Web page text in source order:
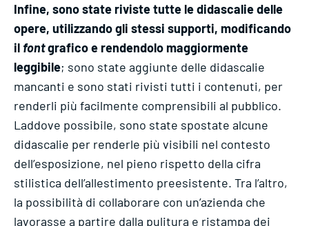
Infine, sono state riviste tutte le didascalie delle
opere, utilizzando gli stessi supporti, modificando
il fontgrafico e rendendolo maggiormente
leggibile; sono state aggiunte delle didascalie
mancanti e sono stati rivisti tutti i contenuti, per
renderli più facilmente comprensibili al pubblico.
Laddove possibile, sono state spostate alcune
didascalie per renderle più visibili nel contesto
dell’esposizione, nel pieno rispetto della cifra
stilistica dell’allestimento preesistente. Tra l’altro,
la possibilità di collaborare con un’azienda che
lavorasse a partire dalla pulitura e ristampa dei